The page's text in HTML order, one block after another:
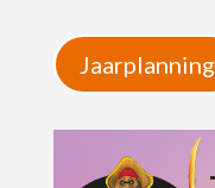
Jaarplanning